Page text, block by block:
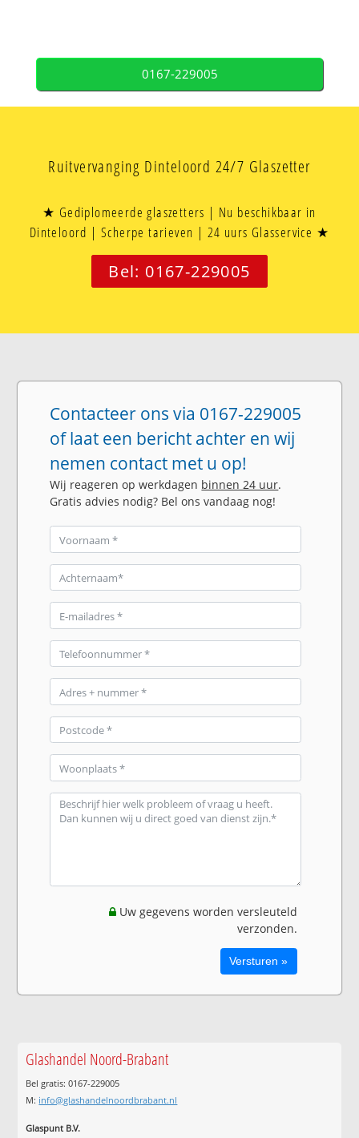
0167-229005
Ruitvervanging Dinteloord 24/7 Glaszetter
★ Gediplomeerde glaszetters | Nu beschikbaar in
Dinteloord | Scherpe tarieven | 24 uurs Glasservice ★
Bel: 0167-229005
Contacteer ons via 0167-229005
of laat een bericht achter en wij
nemen contact met u op!
Wij reageren op werkdagen binnen 24 uur.
Gratis advies nodig? Bel ons vandaag nog!
Uw gegevens worden versleuteld
verzonden.
Glashandel Noord-Brabant
Bel gratis: 0167-229005
M: info@glashandelnoordbrabant.nl
Glaspunt B.V.